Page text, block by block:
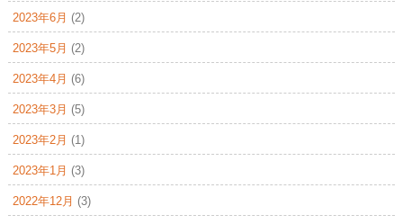
2023年6月 (2)
2023年5月 (2)
2023年4月 (6)
2023年3月 (5)
2023年2月 (1)
2023年1月 (3)
2022年12月 (3)